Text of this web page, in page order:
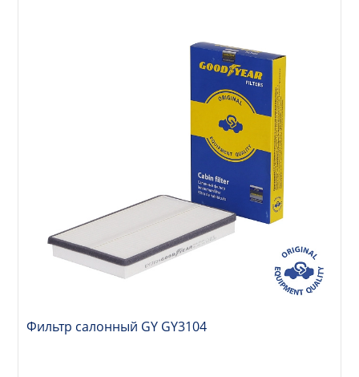
Фильтр салонный GY GY3104